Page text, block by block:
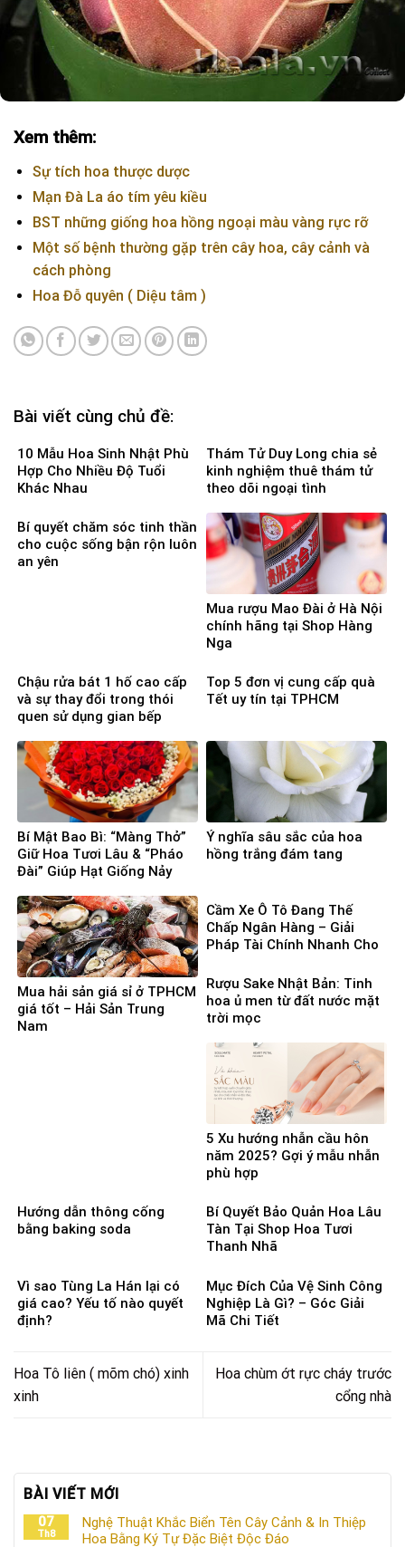
Xem thêm:
Sự tích hoa thược dược
Mạn Đà La áo tím yêu kiều
BST những giống hoa hồng ngoại màu vàng rực rỡ
Một số bệnh thường gặp trên cây hoa, cây cảnh và
cách phòng
Hoa Đỗ quyên ( Diệu tâm )
Bài viết cùng chủ đề:
10 Mẫu Hoa Sinh Nhật Phù
Hợp Cho Nhiều Độ Tuổi
Khác Nhau
Thám Tử Duy Long chia sẻ
kinh nghiệm thuê thám tử
theo dõi ngoại tình
Bí quyết chăm sóc tinh thần
cho cuộc sống bận rộn luôn
an yên
Mua rượu Mao Đài ở Hà Nội
chính hãng tại Shop Hàng
Nga
Chậu rửa bát 1 hố cao cấp
và sự thay đổi trong thói
quen sử dụng gian bếp
Top 5 đơn vị cung cấp quà
Tết uy tín tại TPHCM
Bí Mật Bao Bì: “Màng Thở”
Giữ Hoa Tươi Lâu & “Pháo
Đài” Giúp Hạt Giống Nảy
Ý nghĩa sâu sắc của hoa
hồng trắng đám tang
Mua hải sản giá sỉ ở TPHCM
giá tốt – Hải Sản Trung
Nam
Cầm Xe Ô Tô Đang Thế
Chấp Ngân Hàng – Giải
Pháp Tài Chính Nhanh Cho
Rượu Sake Nhật Bản: Tinh
hoa ủ men từ đất nước mặt
trời mọc
5 Xu hướng nhẫn cầu hôn
năm 2025? Gợi ý mẫu nhẫn
phù hợp
Hướng dẫn thông cống
bằng baking soda
Bí Quyết Bảo Quản Hoa Lâu
Tàn Tại Shop Hoa Tươi
Thanh Nhã
Vì sao Tùng La Hán lại có
giá cao? Yếu tố nào quyết
định?
Mục Đích Của Vệ Sinh Công
Nghiệp Là Gì? – Góc Giải
Mã Chi Tiết
Hoa Tô liên ( mõm chó) xinh
xinh
Hoa chùm ớt rực cháy trước
cổng nhà
BÀI VIẾT MỚI
07
Th8
Nghệ Thuật Khắc Biển Tên Cây Cảnh & In Thiệp
Hoa Bằng Ký Tự Đặc Biệt Độc Đáo